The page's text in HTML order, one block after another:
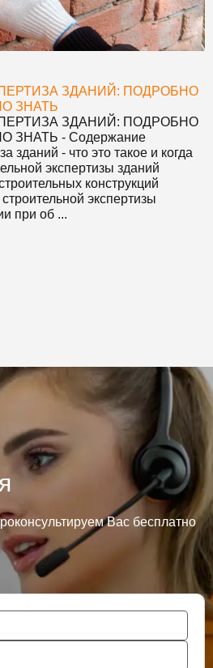
ЗДАНИЙ: ПОДРОБНО
ЗНАТЬ
ЗДАНИЙ: ПОДРОБНО
ЗНАТЬ - Содержание
зданий - что это такое и когда
экспертизы зданий
конструкций
экспертизы
при об ...
Вас бесплатно